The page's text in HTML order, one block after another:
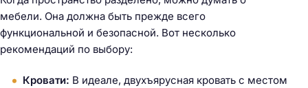
мебели. Она должна быть прежде всего
функциональной и безопасной. Вот несколько
рекомендаций по выбору:
Кровати: В идеале, двухъярусная кровать с местом